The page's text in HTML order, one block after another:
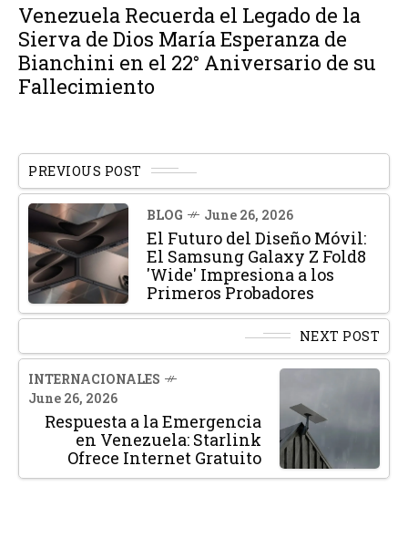
Venezuela Recuerda el Legado de la
Sierva de Dios María Esperanza de
Bianchini en el 22° Aniversario de su
Fallecimiento
PREVIOUS POST
BLOG June 26, 2026
El Futuro del Diseño Móvil:
El Samsung Galaxy Z Fold8
'Wide' Impresiona a los
Primeros Probadores
NEXT POST
INTERNACIONALES
June 26, 2026
Respuesta a la Emergencia
en Venezuela: Starlink
Ofrece Internet Gratuito